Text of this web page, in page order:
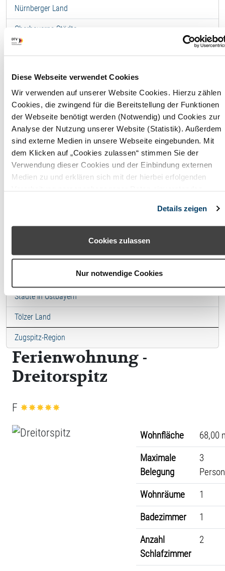
Diese Webseite verwendet Cookies
Wir verwenden auf unserer Website Cookies. Hierzu zählen
Cookies, die zwingend für die Bereitstellung der Funktionen
der Webseite benötigt werden (Notwendig) und Cookies zur
Analyse der Nutzung unserer Website (Statistik). Außerdem
sind externe Medien in unsere Webseite eingebunden. Mit
dem Klicken auf „Cookies zulassen“ stimmen Sie der
Verwendung dieser Cookies und der Einbindung externen
Medien zu und erklären sich mit der hierbei erfolgenden
Cookies“ ohne die Erklärung einer Einwilligung fortfahren. In
diesem Fall werden nur notwendige Cookies verwendet. Sie
können Ihre Einwilligung jederzeit unter den Cookie-
Details zeigen
Cookies zulassen
Nur notwendige Cookies
Nürnberger Land
Oberbayerns Städte
Oberpfälzer Wald
Odenwald (Baden-Württemberg)
Odenwald (Hessen)
Pfaffenwinkel
Rhön (Bayern)
Starnberger Fünf-Seen-Land
Städte in Ostbayern
Tölzer Land
Zugspitz-Region
Ferienwohnung -
Dreitorspitz
F
Wohnfläche
68,00
Maximale
Belegung
3
Wohnräume
1
Badezimmer
1
Anzahl
Schlafzimmer
2